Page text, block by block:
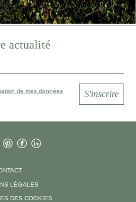
actualité
de mes données
S'inscrire
LÉGALES
DES COOKIES